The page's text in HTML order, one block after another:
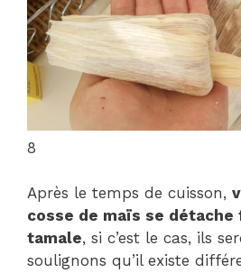
8
Après le temps de cuisson,
cosse de maïs se
tamale, si c’est le cas, ils
soulignons qu’il existe